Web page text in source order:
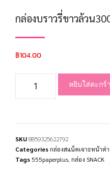
กล่องบราวรี่ขาวล้วน
฿104.00
หยิบใส่ตะกร้า
SKU8859325622792
Categoriesกล่องสแน็คเจาะหน้าต่า
Tags555paperplus กล่อง SNACK